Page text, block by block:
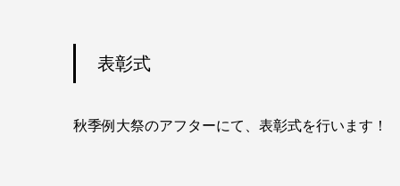
表彰式
秋季例大祭のアフターにて、表彰式を行います！